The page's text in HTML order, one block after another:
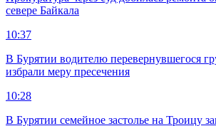
севере Байкала
10:37
В Бурятии водителю перевернувшегося
избрали меру пресечения
10:28
В Бурятии семейное застолье на Троицу